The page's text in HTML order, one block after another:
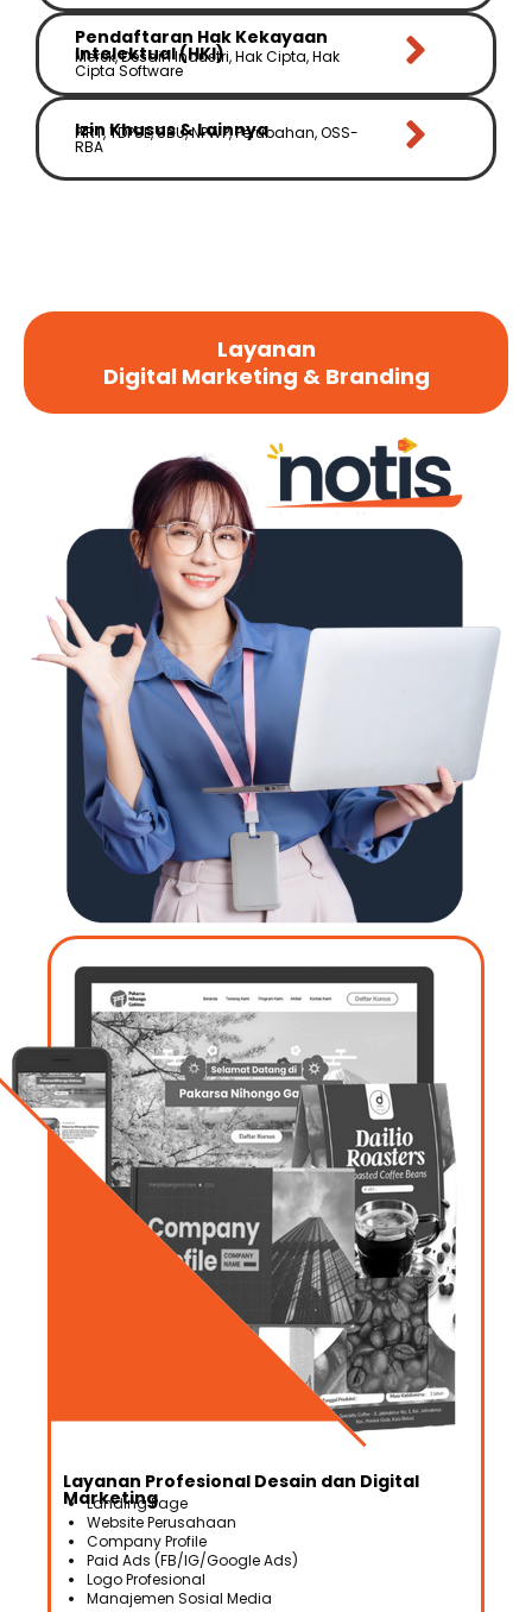
Pendaftaran Hak Kekayaan
Intelektual (HKI)
Merek, Desain Industri, Hak Cipta, Hak
Cipta Software
Izin Khusus & Lainnya
PIRT, TDPSE, SBU, NPWP, Perubahan, OSS-
RBA
Layanan
Digital Marketing & Branding
Layanan Profesional Desain dan Digital
Marketing
Landing Page
Website Perusahaan
Company Profile
Paid Ads (FB/IG/Google Ads)
Logo Profesional
Manajemen Sosial Media